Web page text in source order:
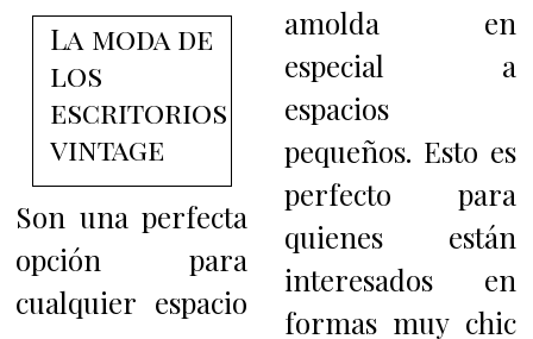
La moda de
los
escritorios
vintage
Son una perfecta
opción para
cualquier espacio
amolda en
especial a
espacios
pequeños. Esto es
perfecto para
quienes están
interesados en
formas muy chic